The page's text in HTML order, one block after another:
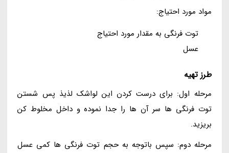
مواد مورد احتیاج:
توت فرنگی به مقدار مورد احتیاج
عسل
طرز تهیه
مرحله اول: برای درست کردن این لواشک لذیذ پس شستن
توت فرنگی ها سر آن ها را جدا نموده و داخل مخلوط کن
بریزید.
مرحله دوم: سپس باتوجه به حجم توت فرنگی ها کمی عسل